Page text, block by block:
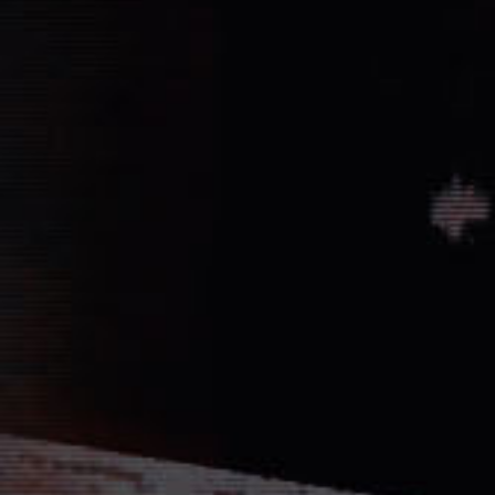
nun in weiter Ferne. Der Entscheid
fallen und niemand vermag auch